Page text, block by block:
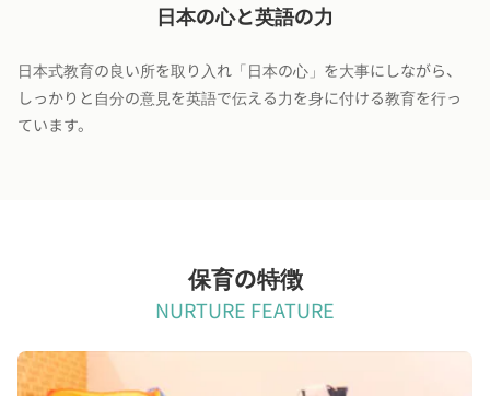
日本の心と英語の力
日本式教育の良い所を取り入れ「日本の心」を大事にしながら、
しっかりと自分の意見を英語で伝える力を身に付ける教育を行っ
ています。
保育の特徴
NURTURE FEATURE